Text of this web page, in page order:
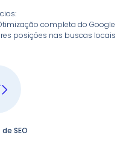
completa do Google
posições nas buscas locais
SEO